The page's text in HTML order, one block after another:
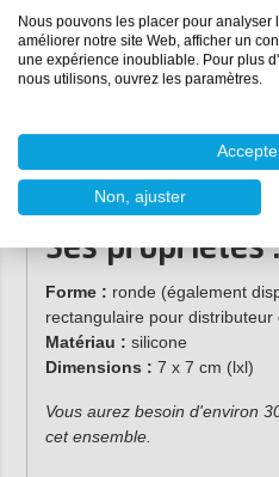
Les pigments peuvent être
distributeur de savon en
exemple, donnez un bel et
pigmentaire Resi-Tint MAX.
gamme de pigments pour
à votre goût !
Ses propriétés :
Forme : ronde (également
rectangulaire pour distributeur
Matériau : silicone
Dimensions : 7 x 7 cm (lxl)
Vous aurez besoin d'environ
cet ensemble.
Nous pouvons les placer pour analyser
améliorer notre site Web, afficher un
une expérience inoubliable. Pour plus
nous utilisons, ouvrez les paramètres.
Non, ajuster